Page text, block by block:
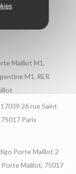
restaurante,
Crédito
Maillot M1,
M1, RER
26 rue Saint
Paris
Porte Maillot 2
Porte Maillot, 75017